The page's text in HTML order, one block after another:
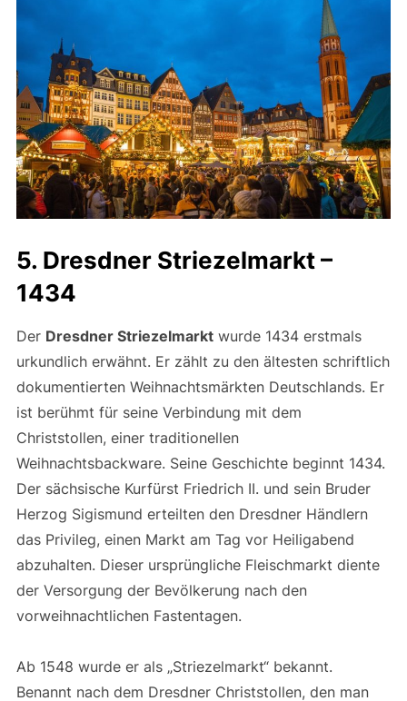
5. Dresdner Striezelmarkt –
1434​
​Der Dresdner Striezelmarktwurde 1434 erstmals
urkundlich erwähnt. Er zählt zu den ältesten schriftlich
dokumentierten Weihnachtsmärkten Deutschlands. Er
ist berühmt für seine Verbindung mit dem
Christstollen, einer traditionellen
Weihnachtsbackware. Seine Geschichte beginnt 1434.
Der sächsische Kurfürst Friedrich II. und sein Bruder
Herzog Sigismund erteilten den Dresdner Händlern
das Privileg, einen Markt am Tag vor Heiligabend
abzuhalten. Dieser ursprüngliche Fleischmarkt diente
der Versorgung der Bevölkerung nach den
vorweihnachtlichen Fastentagen.
Ab 1548 wurde er als „Striezelmarkt“ bekannt.
Benannt nach dem Dresdner Christstollen, den man